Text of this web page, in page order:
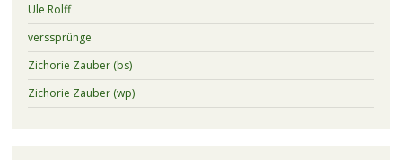
Ule Rolff
verssprünge
Zichorie Zauber (bs)
Zichorie Zauber (wp)